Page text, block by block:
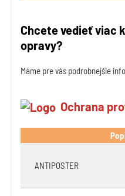
Chcete vedieť viac
opravy?
Máme pre vás podrobnejšie
Ochrana
ANTIPOSTER